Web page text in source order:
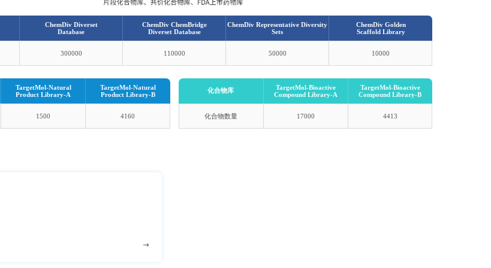
ChemDiv Diverset
Database
ChemDiv ChemBridge
Diverset Database
ChemDiv Representative Diversity
Sets
ChemDiv Golden
Scaffold Library
300000 110000 50000 10000
TargetMol-Natural
Product Library-A
TargetMol-Natural
Product Library-B
1500 4160
化合物库
TargetMol-Bioactive
Compound Library-A
TargetMol-Bioactive
Compound Library-B
化合物数量 17000 4413